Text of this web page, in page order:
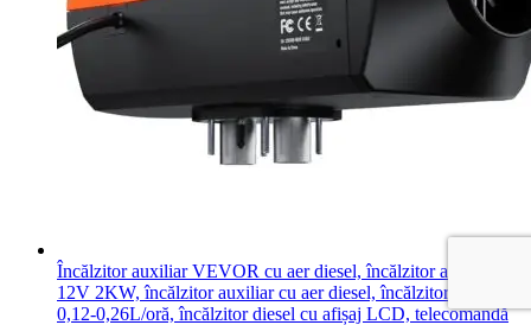
Încălzitor auxiliar VEVOR cu aer diesel, încălzitor auxiliar
12V 2KW, încălzitor auxiliar cu aer diesel, încălzitor cu aer
0,12-0,26L/oră, încălzitor diesel cu afișaj LCD, telecomandă